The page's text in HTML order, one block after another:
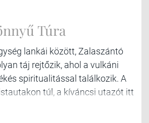
Túra
lankái között, Zalaszántó
táj rejtőzik, ahol a vulkáni
spiritualitással találkozik. A
túl, a kíváncsi utazót itt